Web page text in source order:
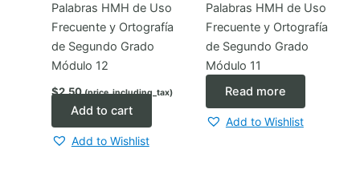
Palabras HMH de Uso
Frecuente y Ortografía
de Segundo Grado
Módulo 12
$2.50 (price_including_tax)
Add to cart
Add to Wishlist
Palabras HMH de Uso
Frecuente y Ortografía
de Segundo Grado
Módulo 11
Read more
Add to Wishlist